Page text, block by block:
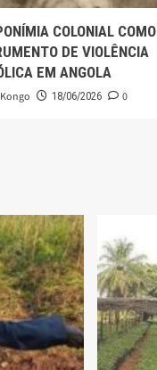
COLONIAL COMO
DE VIOLÊNCIA
EM ANGOLA
18/06/2026 0